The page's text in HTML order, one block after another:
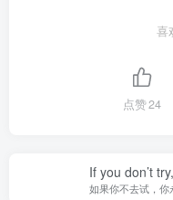
喜
点赞24
If you don’t
如果你不去试，